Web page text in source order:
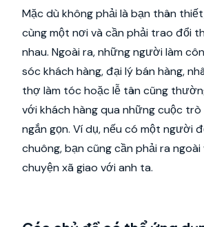
Mặc dù không phải là bạn thân
cùng một nơi và cần phải trao đổi
nhau. Ngoài ra, những người làm
sóc khách hàng, đại lý bán hàng,
thợ làm tóc hoặc lễ tân cũng
với khách hàng qua những cuộc trò
ngắn gọn. Ví dụ, nếu có một người
chuông, bạn cũng cần phải ra
chuyện xã giao với anh ta.